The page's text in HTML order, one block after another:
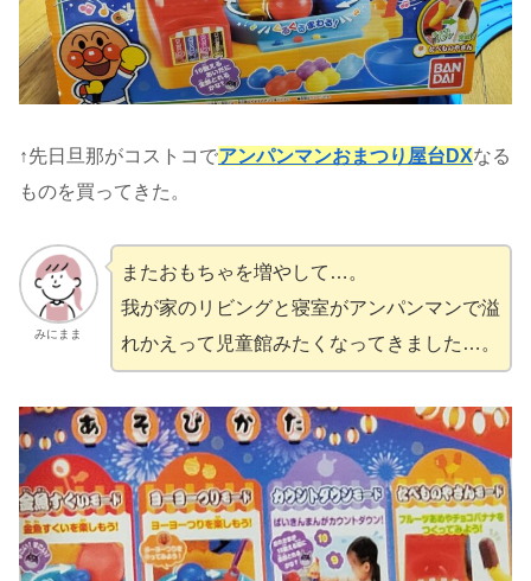
↑先日旦那がコストコでアンパンマンおまつり屋台DXなる
ものを買ってきた。
みにまま
またおもちゃを増やして…。
我が家のリビングと寝室がアンパンマンで溢
れかえって児童館みたくなってきました…。